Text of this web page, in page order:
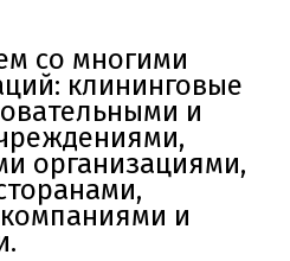
со многими
клининговые
и
организациями,
и